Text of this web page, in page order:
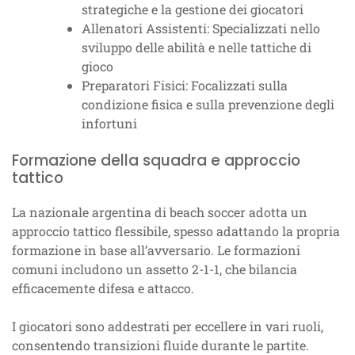
strategiche e la gestione dei giocatori
Allenatori Assistenti: Specializzati nello
sviluppo delle abilità e nelle tattiche di
gioco
Preparatori Fisici: Focalizzati sulla
condizione fisica e sulla prevenzione degli
infortuni
Formazione della squadra e approccio
tattico
La nazionale argentina di beach soccer adotta un
approccio tattico flessibile, spesso adattando la propria
formazione in base all’avversario. Le formazioni
comuni includono un assetto 2-1-1, che bilancia
efficacemente difesa e attacco.
I giocatori sono addestrati per eccellere in vari ruoli,
consentendo transizioni fluide durante le partite.